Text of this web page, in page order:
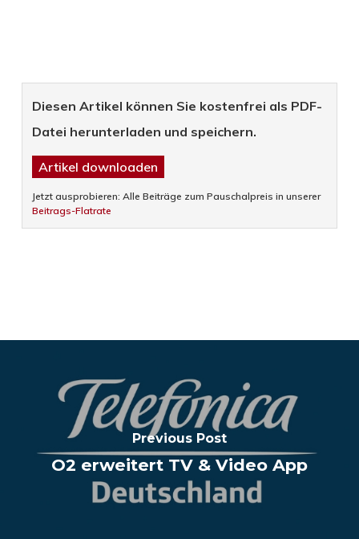
Diesen Artikel können Sie kostenfrei als PDF-
Datei herunterladen und speichern.
Artikel downloaden
Jetzt ausprobieren: Alle Beiträge zum Pauschalpreis in unserer
Beitrags-Flatrate
Previous Post
O2 erweitert TV & Video App